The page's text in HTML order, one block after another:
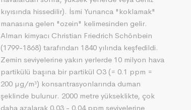
kıyısında hissedilir). İsmi Yunanca "koklamak"
manasına gelen "ozein" kelimesinden gelir.
Alman kimyacı Christian Friedrich Schönbein
(1799-1868) tarafından 1840 yılında keşfedildi.
Zemin seviyelerine yakın yerlerde 10 milyon hava
partikülü başına bir partikül O3 (= 0.1 ppm =
200 µg/m³) konsantrasyonlarında duman
şeklinde bulunur. 2000 metre yükseklikte, çok
daha azalarak 0.03 - 0.04 ppm seviyelerine